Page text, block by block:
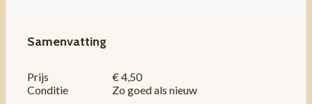
Samenvatting
Prijs
€ 4,50
Conditie
Zo goed als nieuw